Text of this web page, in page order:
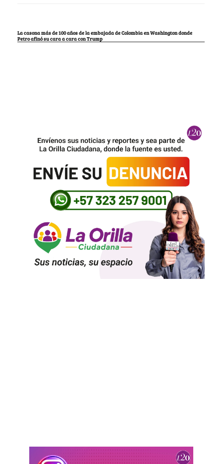
La casona más de 100 años de la embajada de Colombia en Washington donde
Petro afinó su cara a cara con Trump